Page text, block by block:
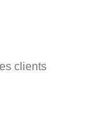
clients